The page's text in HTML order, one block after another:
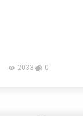
2033 0